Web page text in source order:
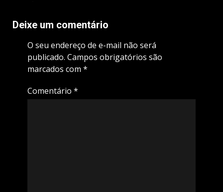
Deixe um comentário
O seu endereço de e-mail não será
publicado. Campos obrigatórios são
marcados com *
Comentário *